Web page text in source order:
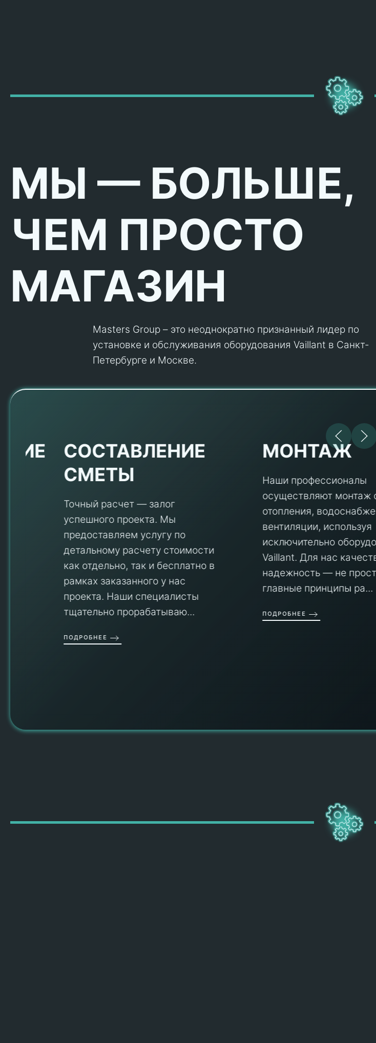
МЫ — БОЛЬШЕ,
ЧЕМ ПРОСТО
МАГАЗИН
Masters Group – это неоднократно признанный лидер по
установке и обслуживания оборудования Vaillant в Санкт-
Петербурге и Москве.
СОСТАВЛЕНИЕ
СМЕТЫ
Точный расчет — залог
успешного проекта. Мы
предоставляем услугу по
детальному расчету стоимости
как отдельно, так и бесплатно в
рамках заказанного у нас
проекта. Наши специалисты
тщательно прорабатываю...
ПОДРОБНЕЕ
МОНТАЖ
Наши профессионалы
осуществляют монтаж систем
отопления, водоснабжения и
вентиляции, используя
исключительно оборудование
Vaillant. Для нас качество и
надежность — не просто
главные принципы ра...
ПОДРОБНЕЕ